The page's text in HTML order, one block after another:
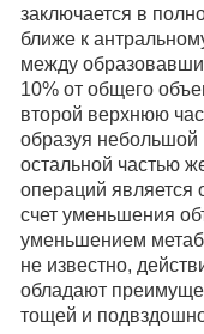
заключается в
ближе к
между
10% от общего
второй верхнюю
образуя небольшой
остальной частью
операций является
счет уменьшения
уменьшением
не известно,
обладают
тощей и